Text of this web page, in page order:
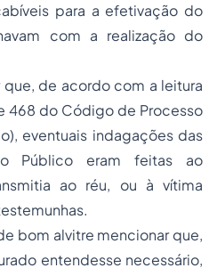
para a efetivação do
com a realização do
de acordo com a leitura
468 do Código de Processo
eventuais indagações das
Público eram feitas ao
ao réu, ou à vítima
alvitre mencionar que,
entendesse necessário,